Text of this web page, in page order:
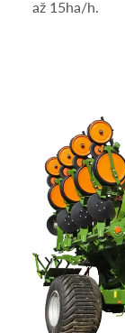
až 15ha/h.